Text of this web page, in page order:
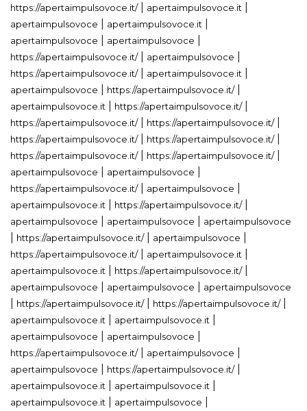
https://apertaimpulsovoce.it/| apertaimpulsovoce.it
apertaimpulsovoce apertaimpulsovoce.it
apertaimpulsovoce apertaimpulsovoce
https://apertaimpulsovoce.it/| apertaimpulsovoce
https://apertaimpulsovoce.it/| apertaimpulsovoce.it
apertaimpulsovoce https://apertaimpulsovoce.it/|
apertaimpulsovoce.it https://apertaimpulsovoce.it/|
https://apertaimpulsovoce.it/| https://apertaimpulsovoce.it/|
https://apertaimpulsovoce.it/| https://apertaimpulsovoce.it/|
https://apertaimpulsovoce.it/| https://apertaimpulsovoce.it/|
apertaimpulsovoce apertaimpulsovoce
https://apertaimpulsovoce.it/| apertaimpulsovoce
apertaimpulsovoce.it https://apertaimpulsovoce.it/|
apertaimpulsovoce apertaimpulsovoce apertaimpulsovoce
https://apertaimpulsovoce.it/| apertaimpulsovoce
https://apertaimpulsovoce.it/| apertaimpulsovoce.it
apertaimpulsovoce.it https://apertaimpulsovoce.it/|
apertaimpulsovoce apertaimpulsovoce apertaimpulsovoce
https://apertaimpulsovoce.it/| https://apertaimpulsovoce.it/|
apertaimpulsovoce.it apertaimpulsovoce.it
apertaimpulsovoce apertaimpulsovoce
https://apertaimpulsovoce.it/| apertaimpulsovoce
apertaimpulsovoce https://apertaimpulsovoce.it/|
apertaimpulsovoce.it apertaimpulsovoce.it
apertaimpulsovoce.it apertaimpulsovoce